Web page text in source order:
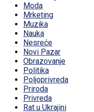
Moda
Mrketing
Muzika
Nauka
Nesreće
Novi Pazar
Obrazovanje
Politika
Poljoprivreda
Priroda
Privreda
Rat u Ukrajini